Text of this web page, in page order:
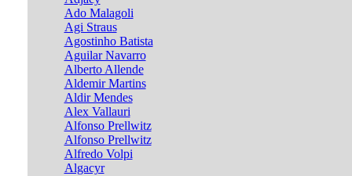
Ado Malagoli
Agi Straus
Agostinho Batista
Aguilar Navarro
Alberto Allende
Aldemir Martins
Aldir Mendes
Alex Vallauri
Alfonso Prellwitz
Alfonso Prellwitz
Alfredo Volpi
Algacyr